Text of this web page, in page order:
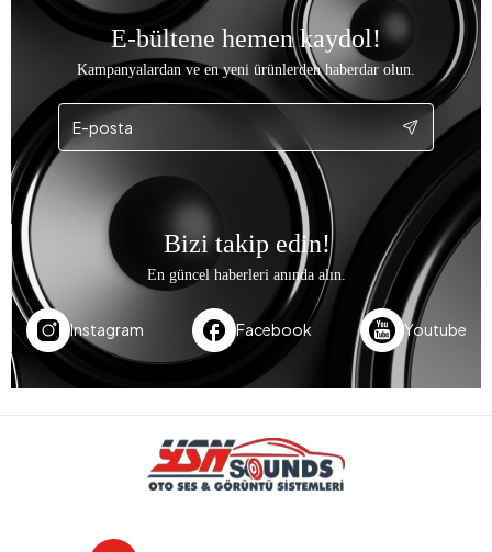
E-bültene hemen kaydol!
Kampanyalardan ve en yeni ürünlerden haberdar olun.
Bizi takip edin!
En güncel haberleri anında alın.
Instagram Facebook Youtube